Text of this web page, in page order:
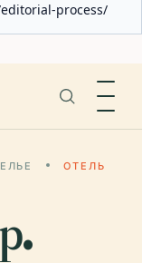
process/
ОТЕЛЬ